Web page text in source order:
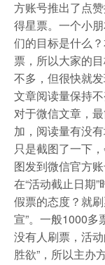
方账号推出了点
得星票。一个小
们的目标是什么
票，所以大家的
不多，但很快就
文章阅读量保持
对于微信文章，
加，阅读量有没
只是截图了一下
图发到微信官方
在“活动截止日期
假票的态度？就
宣”。一般1000
没有人刷票，活
胜欲”，所以主办